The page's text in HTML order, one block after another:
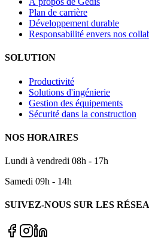
Plan de carrière
Développement durable
Responsabilité envers nos
SOLUTION
Productivité
Solutions d'ingénierie
Gestion des équipements
Sécurité dans la construction
NOS HORAIRES
Lundi à vendredi 08h - 17h
Samedi 09h - 14h
SUIVEZ-NOUS SUR LES